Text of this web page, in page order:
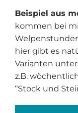
Beispiel aus
kommen bei
hier gibt es
Varianten
z.B.
“Stock und